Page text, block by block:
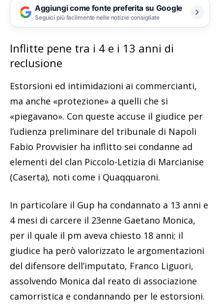
Aggiungi come fonte preferita su Google
Seguici più facilmente nelle notizie consigliate
Inflitte pene tra i 4 e i 13 anni di
reclusione
Estorsioni ed intimidazioni ai commercianti,
ma anche «protezione» a quelli che si
«piegavano». Con queste accuse il giudice per
l’udienza preliminare del tribunale di Napoli
Fabio Provvisier ha inflitto sei condanne ad
elementi del clan Piccolo-Letizia di Marcianise
(Caserta), noti come i Quaqquaroni.
In particolare il Gup ha condannato a 13 anni e
4 mesi di carcere il 23enne Gaetano Monica,
per il quale il pm aveva chiesto 18 anni; il
giudice ha però valorizzato le argomentazioni
del difensore dell’imputato, Franco Liguori,
assolvendo Monica dal reato di associazione
camorristica e condannando per le estorsioni.